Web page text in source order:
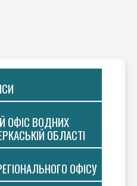
ОФІС ВОДНИХ
ОБЛАСТІ
ОФІСУ